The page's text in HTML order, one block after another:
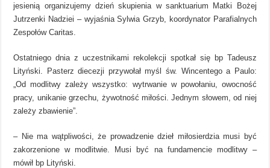
jesienią organizujemy dzień skupienia w sanktuarium Matki Bożej
Jutrzenki Nadziei – wyjaśnia Sylwia Grzyb, koordynator Parafialnych
Zespołów Caritas.
Ostatniego dnia z uczestnikami rekolekcji spotkał się bp Tadeusz
Lityński. Pasterz diecezji przywołał myśl św. Wincentego a Paulo:
„Od modlitwy zależy wszystko: wytrwanie w powołaniu, owocność
pracy, unikanie grzechu, żywotność miłości. Jednym słowem, od niej
zależy zbawienie”.
– Nie ma wątpliwości, że prowadzenie dzieł miłosierdzia musi być
zakorzenione w modlitwie. Musi być na fundamencie modlitwy –
mówił bp Lityński.